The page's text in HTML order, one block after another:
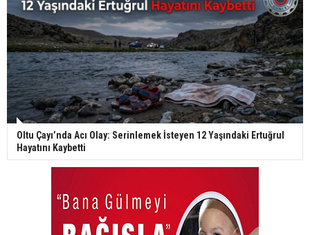
Oltu Çayı’nda Acı Olay: Serinlemek İsteyen 12 Yaşındaki Ertuğrul
Hayatını Kaybetti